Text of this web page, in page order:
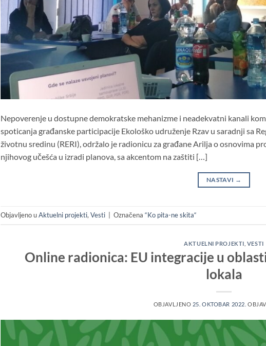
Nepoverenje u dostupne demokratske mehanizme i neadekvatni kanali
spoticanja građanske participacije Ekološko udruženje Rzav u saradnji sa
životnu sredinu (RERI), održalo je radionicu za građane Arilja o osnovima
njihovog učešća u izradi planova, sa akcentom na zaštiti […]
NASTAVI →
Objavljeno uAktuelni projekti, Vesti Označena “Ko pita-ne skita“
AKTUELNI PROJEKTI VESTI
Online radionica: EU integracije u
lokala
OBJAVLJENO 25. OKTOBAR 2022.